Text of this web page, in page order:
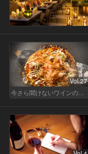
Vol.27
今さら聞けないワインの基礎知識